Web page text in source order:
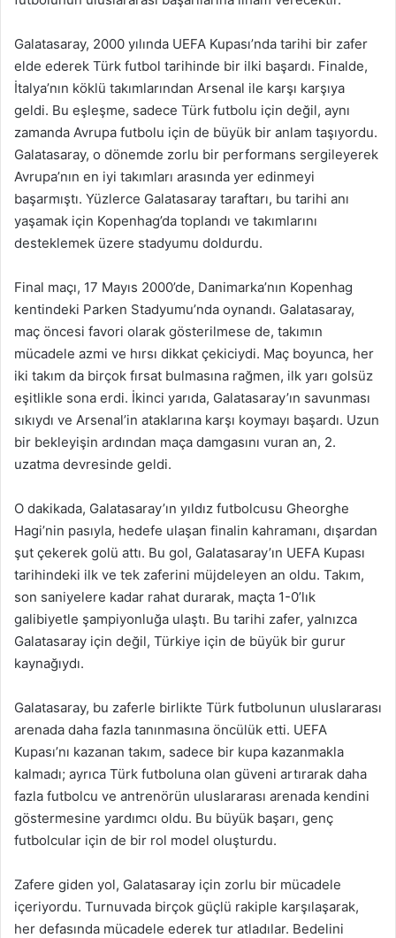
Galatasaray, 2000 yılında UEFA Kupası’nda tarihi bir zafer
elde ederek Türk futbol tarihinde bir ilki başardı. Finalde,
İtalya’nın köklü takımlarından Arsenal ile karşı karşıya
geldi. Bu eşleşme, sadece Türk futbolu için değil, aynı
zamanda Avrupa futbolu için de büyük bir anlam taşıyordu.
Galatasaray, o dönemde zorlu bir performans sergileyerek
Avrupa’nın en iyi takımları arasında yer edinmeyi
başarmıştı. Yüzlerce Galatasaray taraftarı, bu tarihi anı
yaşamak için Kopenhag’da toplandı ve takımlarını
desteklemek üzere stadyumu doldurdu.
Final maçı, 17 Mayıs 2000’de, Danimarka’nın Kopenhag
kentindeki Parken Stadyumu’nda oynandı. Galatasaray,
maç öncesi favori olarak gösterilmese de, takımın
mücadele azmi ve hırsı dikkat çekiciydi. Maç boyunca, her
iki takım da birçok fırsat bulmasına rağmen, ilk yarı golsüz
eşitlikle sona erdi. İkinci yarıda, Galatasaray’ın savunması
sıkıydı ve Arsenal’in ataklarına karşı koymayı başardı. Uzun
bir bekleyişin ardından maça damgasını vuran an, 2.
uzatma devresinde geldi.
O dakikada, Galatasaray’ın yıldız futbolcusu Gheorghe
Hagi’nin pasıyla, hedefe ulaşan finalin kahramanı, dışardan
şut çekerek golü attı. Bu gol, Galatasaray’ın UEFA Kupası
tarihindeki ilk ve tek zaferini müjdeleyen an oldu. Takım,
son saniyelere kadar rahat durarak, maçta 1-0’lık
galibiyetle şampiyonluğa ulaştı. Bu tarihi zafer, yalnızca
Galatasaray için değil, Türkiye için de büyük bir gurur
kaynağıydı.
Galatasaray, bu zaferle birlikte Türk futbolunun uluslararası
arenada daha fazla tanınmasına öncülük etti. UEFA
Kupası’nı kazanan takım, sadece bir kupa kazanmakla
kalmadı; ayrıca Türk futboluna olan güveni artırarak daha
fazla futbolcu ve antrenörün uluslararası arenada kendini
göstermesine yardımcı oldu. Bu büyük başarı, genç
futbolcular için de bir rol model oluşturdu.
Zafere giden yol, Galatasaray için zorlu bir mücadele
içeriyordu. Turnuvada birçok güçlü rakiple karşılaşarak,
her defasında mücadele ederek tur atladılar. Bedelini